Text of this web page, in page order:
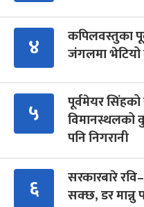
४
कपिलवस्तुका
जंगलमा
५
पूर्वमेयर
विमानस्थलको
पनि निगरानी
६
सरकारबारे
सक्छ, डर मान्नु